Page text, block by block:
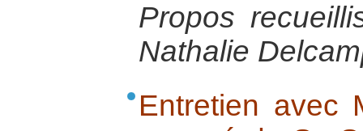
Propos
Nathalie
Entretien avec